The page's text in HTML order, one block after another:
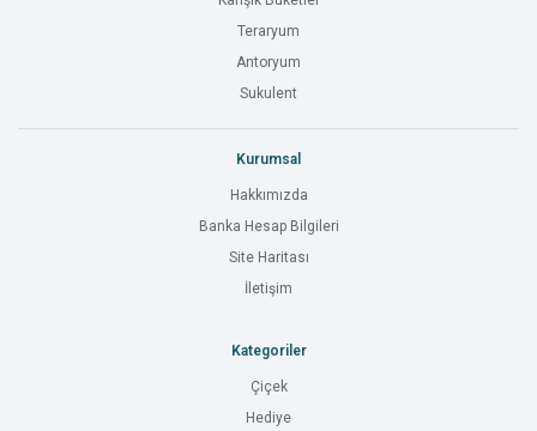
Teraryum
Antoryum
Sukulent
Kurumsal
Hakkımızda
Banka Hesap Bilgileri
Site Haritası
İletişim
Kategoriler
Çiçek
Hediye